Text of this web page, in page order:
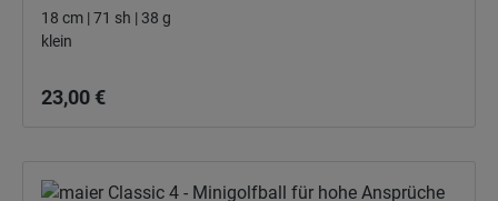
18 cm | 71 sh | 38 g
klein
23,00 €